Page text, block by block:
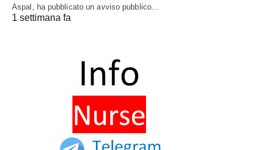
Aspal, ha pubblicato un avviso pubblico…
1 settimana fa